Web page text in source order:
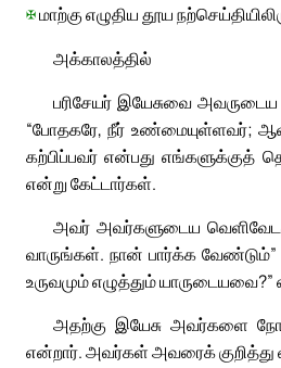
✠மாற்கு எழுதிய தூய
அக்காலத்தில்
பரிசேயர் இயேசுவை
“போதகரே, நீர் உண்மையுள்ளவர்;
கற்பிப்பவர் என்பது எங்களுக்குத்
என்று கேட்டார்கள்.
அவர் அவர்களுடைய
வாருங்கள். நான் பார்க்க
உருவமும் எழுத்தும்
அதற்கு இயேசு அவர்களை
என்றார். அவர்கள் அவரைக் குறித்து